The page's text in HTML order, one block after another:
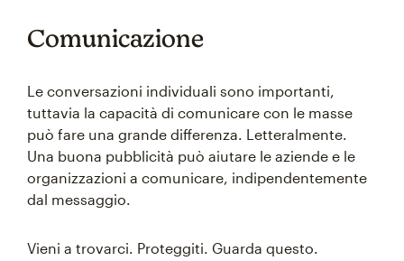
Comunicazione
Le conversazioni individuali sono importanti,
tuttavia la capacità di comunicare con le masse
può fare una grande differenza. Letteralmente.
Una buona pubblicità può aiutare le aziende e le
organizzazioni a comunicare, indipendentemente
dal messaggio.
Vieni a trovarci. Proteggiti. Guarda questo.